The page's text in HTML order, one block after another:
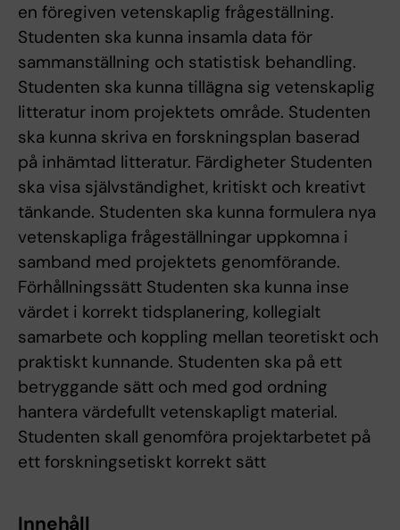
en föregiven vetenskaplig frågeställning.
Studenten ska kunna insamla data för
sammanställning och statistisk behandling.
Studenten ska kunna tillägna sig vetenskaplig
litteratur inom projektets område. Studenten
ska kunna skriva en forskningsplan baserad
på inhämtad litteratur. Färdigheter Studenten
ska visa självständighet, kritiskt och kreativt
tänkande. Studenten ska kunna formulera nya
vetenskapliga frågeställningar uppkomna i
samband med projektets genomförande.
Förhållningssätt Studenten ska kunna inse
värdet i korrekt tidsplanering, kollegialt
samarbete och koppling mellan teoretiskt och
praktiskt kunnande. Studenten ska på ett
betryggande sätt och med god ordning
hantera värdefullt vetenskapligt material.
Studenten skall genomföra projektarbetet på
ett forskningsetiskt korrekt sätt
Innehåll